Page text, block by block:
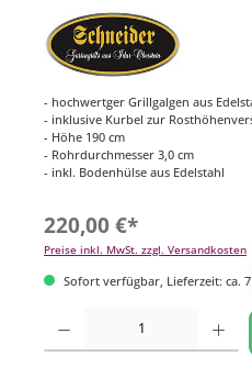
- hochwertger Grillgalgen aus
- inklusive Kurbel zur
- Höhe 190 cm
- Rohrdurchmesser 3,0 cm
- inkl. Bodenhülse aus Edelstahl
220,00 €*
Preise inkl. MwSt. zzgl. Versandkosten
Sofort verfügbar, Lieferzeit: ca. 7
Produkt Anzahl: Gib den